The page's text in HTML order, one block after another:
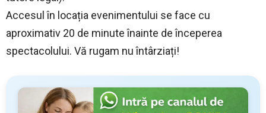
Accesul în locația evenimentului se face cu
aproximativ 20 de minute înainte de începerea
spectacolului. Vă rugam nu întârziați!